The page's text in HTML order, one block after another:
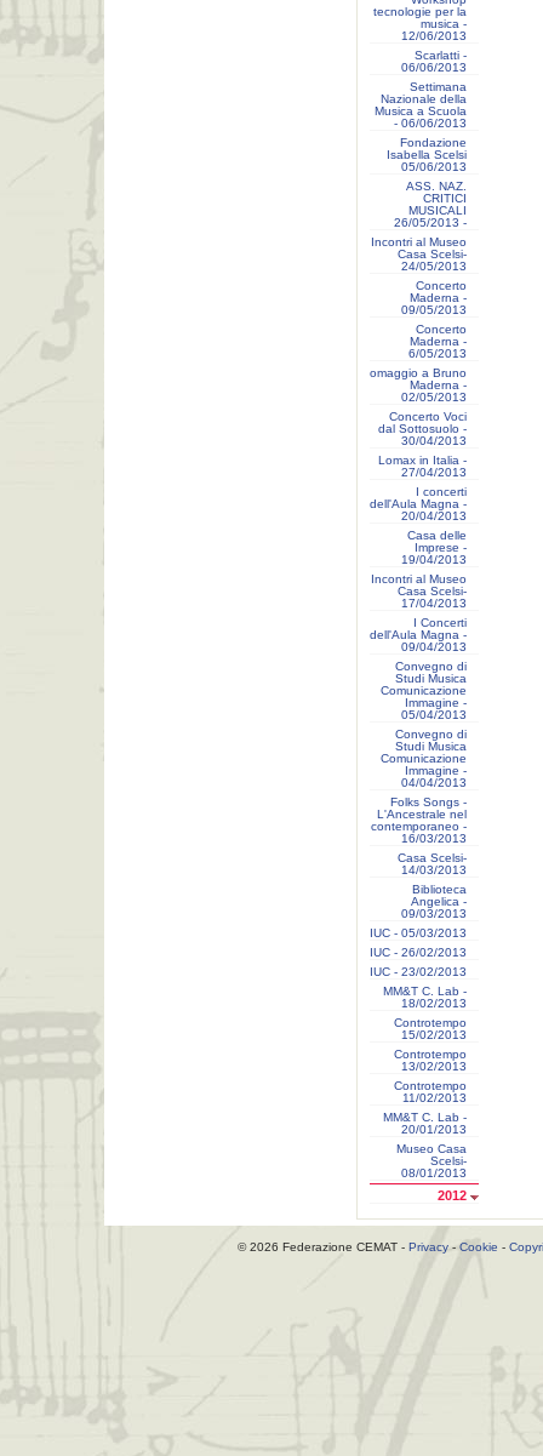
tecnologie per la
musica -
12/06/2013
Scarlatti -
06/06/2013
Settimana
Nazionale della
Musica a Scuola
- 06/06/2013
Fondazione
Isabella Scelsi
05/06/2013
ASS. NAZ.
CRITICI
MUSICALI
26/05/2013 -
Incontri al Museo
Casa Scelsi-
24/05/2013
Concerto
Maderna -
09/05/2013
Concerto
Maderna -
6/05/2013
omaggio a Bruno
Maderna -
02/05/2013
Concerto Voci
dal Sottosuolo -
30/04/2013
Lomax in Italia -
27/04/2013
I concerti
dell'Aula Magna -
20/04/2013
Casa delle
Imprese -
19/04/2013
Incontri al Museo
Casa Scelsi-
17/04/2013
I Concerti
dell'Aula Magna -
09/04/2013
Convegno di
Studi Musica
Comunicazione
Immagine -
05/04/2013
Convegno di
Studi Musica
Comunicazione
Immagine -
04/04/2013
Folks Songs -
L'Ancestrale nel
contemporaneo -
16/03/2013
Casa Scelsi-
14/03/2013
Biblioteca
Angelica -
09/03/2013
IUC - 05/03/2013
IUC - 26/02/2013
IUC - 23/02/2013
MM&T C. Lab -
18/02/2013
Controtempo
15/02/2013
Controtempo
13/02/2013
Controtempo
11/02/2013
MM&T C. Lab -
20/01/2013
Museo Casa
Scelsi-
08/01/2013
2012
© 2026 Federazione CEMAT - Privacy- Cookie -